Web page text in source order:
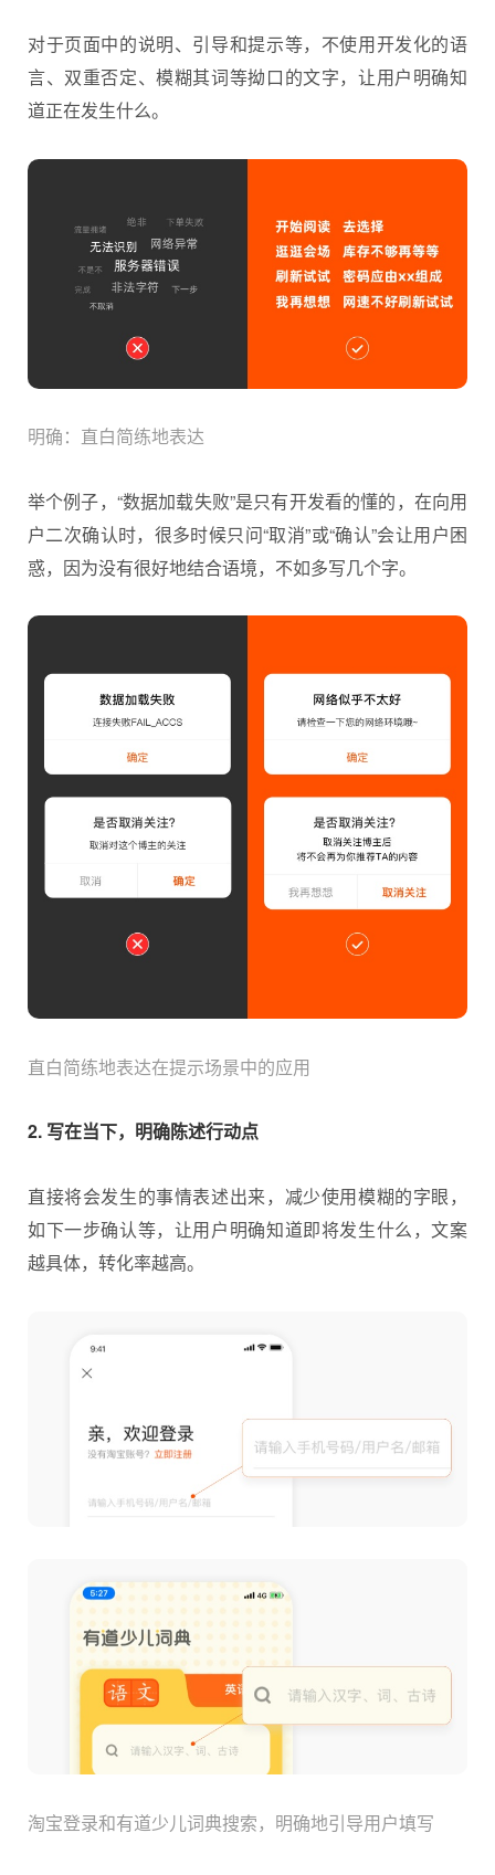
对于页面中的说明、引导和提示等，不使用开发化的语
言、双重否定、模糊其词等拗口的文字，让用户明确知
道正在发生什么。
明确：直白简练地表达
举个例子，“数据加载失败”是只有开发看的懂的，在向用
户二次确认时，很多时候只问“取消”或“确认”会让用户困
惑，因为没有很好地结合语境，不如多写几个字。
直白简练地表达在提示场景中的应用
2. 写在当下，明确陈述行动点
直接将会发生的事情表述出来，减少使用模糊的字眼，
如下一步确认等，让用户明确知道即将发生什么，文案
越具体，转化率越高。
淘宝登录和有道少儿词典搜索，明确地引导用户填写